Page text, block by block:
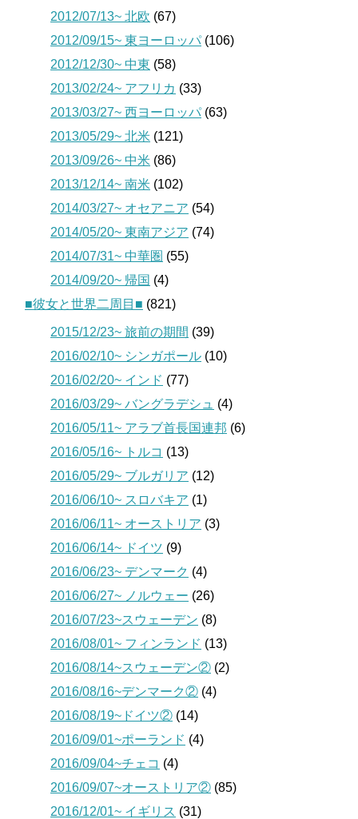
2012/07/13~ 北欧 (67)
2012/09/15~ 東ヨーロッパ (106)
2012/12/30~ 中東 (58)
2013/02/24~ アフリカ (33)
2013/03/27~ 西ヨーロッパ (63)
2013/05/29~ 北米 (121)
2013/09/26~ 中米 (86)
2013/12/14~ 南米 (102)
2014/03/27~ オセアニア (54)
2014/05/20~ 東南アジア (74)
2014/07/31~ 中華圏 (55)
2014/09/20~ 帰国 (4)
■彼女と世界二周目■ (821)
2015/12/23~ 旅前の期間 (39)
2016/02/10~ シンガポール (10)
2016/02/20~ インド (77)
2016/03/29~ バングラデシュ (4)
2016/05/11~ アラブ首長国連邦 (6)
2016/05/16~ トルコ (13)
2016/05/29~ ブルガリア (12)
2016/06/10~ スロバキア (1)
2016/06/11~ オーストリア (3)
2016/06/14~ ドイツ (9)
2016/06/23~ デンマーク (4)
2016/06/27~ ノルウェー (26)
2016/07/23~スウェーデン (8)
2016/08/01~ フィンランド (13)
2016/08/14~スウェーデン② (2)
2016/08/16~デンマーク② (4)
2016/08/19~ドイツ② (14)
2016/09/01~ポーランド (4)
2016/09/04~チェコ (4)
2016/09/07~オーストリア② (85)
2016/12/01~ イギリス (31)